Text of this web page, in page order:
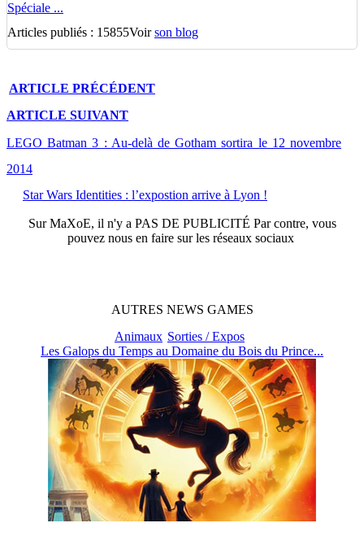
Spéciale ...
Articles publiés : 15855Voirson blog
ARTICLE PRÉCÉDENT
ARTICLE SUIVANT
LEGO Batman 3 : Au-delà de Gotham sortira le 12 novembre
2014
Star Wars Identities : l’expostion arrive à Lyon !
SurMaXoE, il n'y a PAS DE PUBLICITÉ Par contre, vous
pouvez nous en faire sur les réseaux sociaux
AUTRES NEWS GAMES
Animaux Sorties / Expos
Les Galops du Temps au Domaine du Bois du Prince...